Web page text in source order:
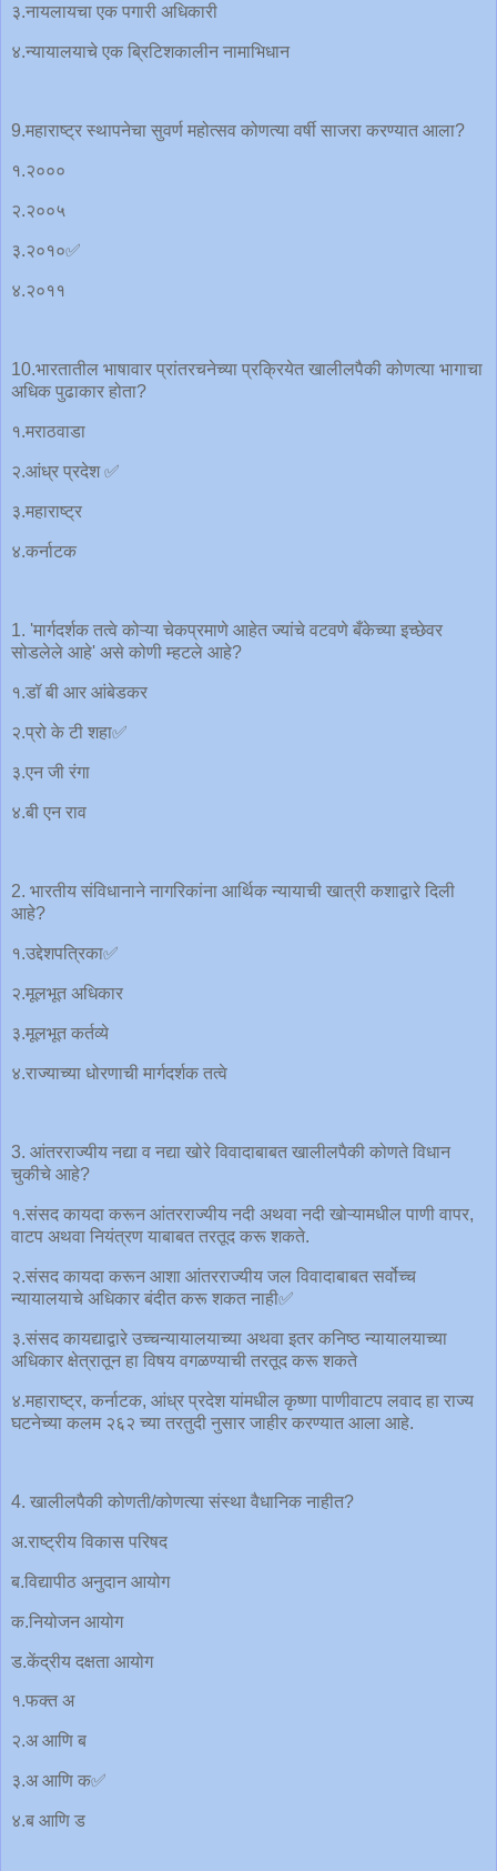
३.नायलायचा एक पगारी अधिकारी
४.न्यायालयाचे एक ब्रिटिशकालीन नामाभिधान
9.महाराष्ट्र स्थापनेचा सुवर्ण महोत्सव कोणत्या वर्षी साजरा करण्यात आला?
१.२०००
२.२००५
३.२०१०✅
४.२०११
10.भारतातील भाषावार प्रांतरचनेच्या प्रक्रियेत खालीलपैकी कोणत्या भागाचा
अधिक पुढाकार होता?
१.मराठवाडा
२.आंध्र प्रदेश ✅
३.महाराष्ट्र
४.कर्नाटक
1. 'मार्गदर्शक तत्वे कोऱ्या चेकप्रमाणे आहेत ज्यांचे वटवणे बँकेच्या इच्छेवर
सोडलेले आहे' असे कोणी म्हटले आहे?
१.डॉ बी आर आंबेडकर
२.प्रो के टी शहा✅
३.एन जी रंगा
४.बी एन राव
2. भारतीय संविधानाने नागरिकांना आर्थिक न्यायाची खात्री कशाद्वारे दिली
आहे?
१.उद्देशपत्रिका✅
२.मूलभूत अधिकार
३.मूलभूत कर्तव्ये
४.राज्याच्या धोरणाची मार्गदर्शक तत्वे
3. आंतरराज्यीय नद्या व नद्या खोरे विवादाबाबत खालीलपैकी कोणते विधान
चुकीचे आहे?
१.संसद कायदा करून आंतरराज्यीय नदी अथवा नदी खोऱ्यामधील पाणी वापर,
वाटप अथवा नियंत्रण याबाबत तरतूद करू शकते.
२.संसद कायदा करून आशा आंतरराज्यीय जल विवादाबाबत सर्वोच्च
न्यायालयाचे अधिकार बंदीत करू शकत नाही✅
३.संसद कायद्याद्वारे उच्चन्यायालयाच्या अथवा इतर कनिष्ठ न्यायालयाच्या
अधिकार क्षेत्रातून हा विषय वगळण्याची तरतूद करू शकते
४.महाराष्ट्र, कर्नाटक, आंध्र प्रदेश यांमधील कृष्णा पाणीवाटप लवाद हा राज्य
घटनेच्या कलम २६२ च्या तरतुदी नुसार जाहीर करण्यात आला आहे.
4. खालीलपैकी कोणती/कोणत्या संस्था वैधानिक नाहीत?
अ.राष्ट्रीय विकास परिषद
ब.विद्यापीठ अनुदान आयोग
क.नियोजन आयोग
ड.केंद्रीय दक्षता आयोग
१.फक्त अ
२.अ आणि ब
३.अ आणि क✅
४.ब आणि ड